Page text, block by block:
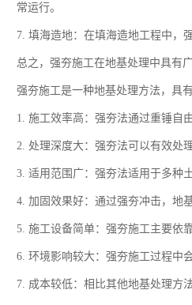
常运行。
7. 填海造地：在填海造地工程中，
总之，强夯施工在地基处理中具有
强夯施工是一种地基处理方法，具有
1. 施工效率高：强夯法通过重锤自
2. 处理深度大：强夯法可以有效处
3. 适用范围广：强夯法适用于多种
4. 加固效果好：通过强夯冲击，地
5. 施工设备简单：强夯施工主要依
6. 环境影响较大：强夯施工过程中
7. 成本较低：相比其他地基处理方